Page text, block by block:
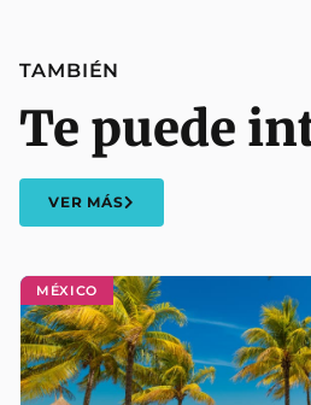
MÉXICO
TAMBIÉN
Te puede
VER MÁS